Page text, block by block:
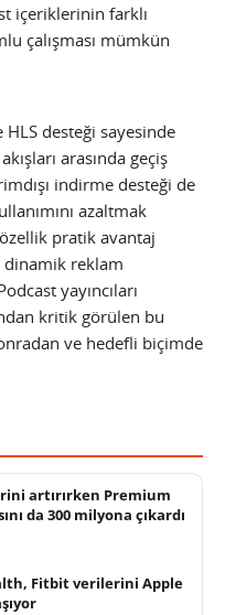
içeriklerinin farklı
çalışması mümkün
HLS desteği sayesinde
arasında geçiş
indirme desteği de
azaltmak
özellik pratik avantaj
dinamik reklam
yayıncıları
kritik görülen bu
ve hedefli biçimde
artırırken Premium
da 300 milyona çıkardı
Fitbit verilerini Apple